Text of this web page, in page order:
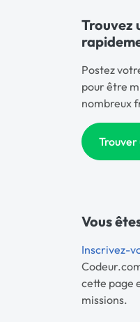
Trouvez
Postez
pour être
nombreux
Trouver
Vous
Inscrivez-
cette page
missions.